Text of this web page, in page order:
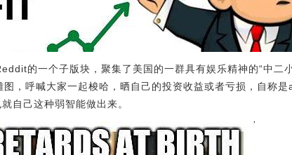
的一个子版块，聚集了美国的一群具有娱乐精神的“中二
图，呼喊大家一起梭哈，晒自己的投资收益或者亏损，自称
自己这种弱智能做出来。